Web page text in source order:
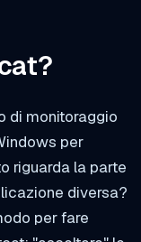
di monitoraggio
per
riguarda la parte
diversa?
per fare